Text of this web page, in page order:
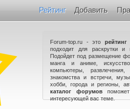
Рейтинг Добавить
Forum-top.ru - это
подходит для раскрутки и
Подойдет под размещение
манга и аниме,
компьютеры,
знакомства и встречи,
хобби, города и регионы,
каталог форумов
интересующей вас теме.